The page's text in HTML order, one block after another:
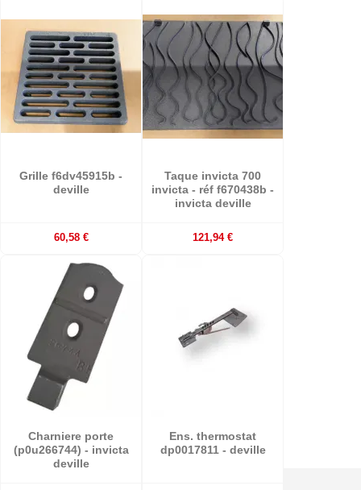
Grille f6dv45915b -
deville
60,58 €
Taque invicta 700
invicta - réf f670438b -
invicta deville
121,94 €
Charniere porte
(p0u266744) - invicta
deville
Ens. thermostat
dp0017811 - deville